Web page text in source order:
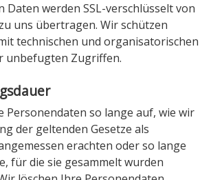
Daten werden SSL-verschlüsselt von
uns übertragen. Wir schützen
technischen und organisatorischen
unbefugten Zugriffen.
Personendaten so lange auf, wie wir
der geltenden Gesetze als
erachten oder so lange
für die sie gesammelt wurden